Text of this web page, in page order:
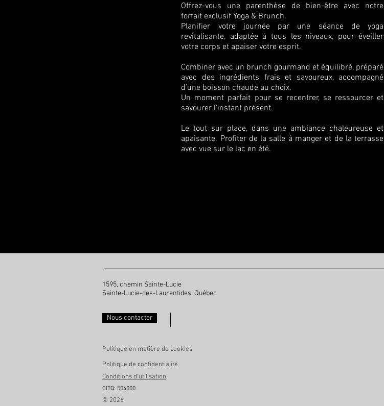
Offrez-vous une parenthèse de bien-être avec notre
forfait exclusif Yoga & Brunch.
Planifier votre journée par une séance de yoga
revitalisante, adaptée à tous les niveaux, pour éveiller
votre corps et apaiser votre esprit.
Combiner avec un brunch gourmand et équilibré, préparé
avec des ingrédients frais et savoureux, accompagné
d’une boisson chaude au choix.
Un moment parfait pour se recentrer, se ressourcer et
savourer l’instant présent.
Le tout sur place, dans une ambiance chaleureuse et
apaisante. Profiter de la salle à manger et de la terrasse
avec vue sur le lac en été.
1595, chemin Sainte-Lucie
Sainte-Lucie-des-Laurentides, Québec
Nous contacter
Politique en matière de cookies
Politique de confidentialité
Conditions d'utilisation
CITQ: 504000
© 2026